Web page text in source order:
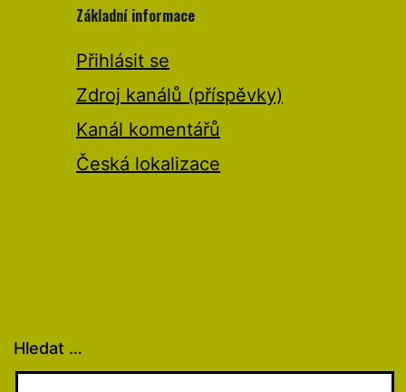
Základní informace
Přihlásit se
Zdroj kanálů (příspěvky)
Kanál komentářů
Česká lokalizace
Hledat …